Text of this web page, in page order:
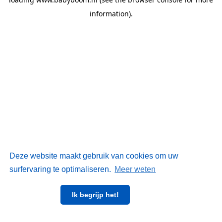
Deze website maakt gebruik van cookies om uw
surfervaring te optimaliseren. Meer weten
Ik begrijp het!
information).